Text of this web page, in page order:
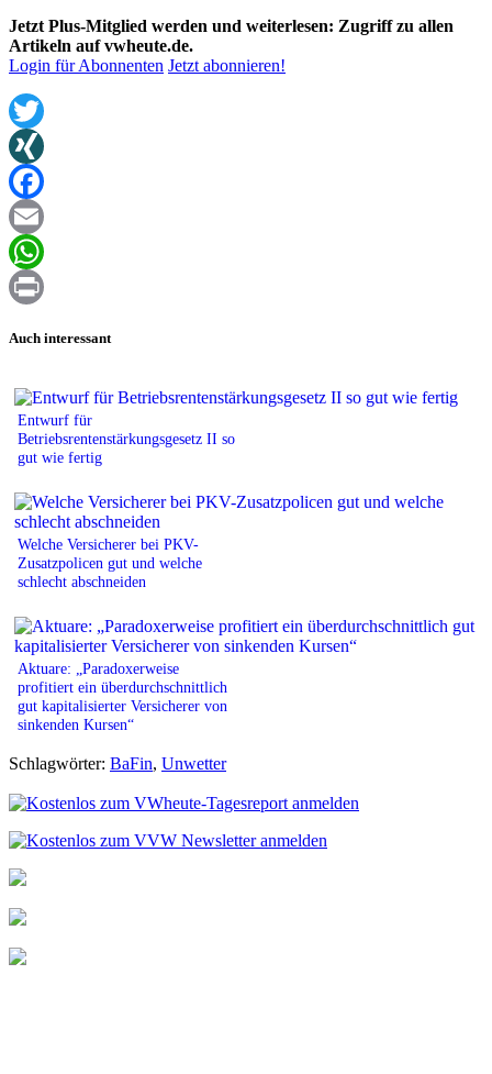
Jetzt Plus-Mitglied werden und weiterlesen: Zugriff zu allen
Artikeln auf vwheute.de.
Login für Abonnenten Jetzt abonnieren!
Twitter
XING
Facebook
Email
WhatsApp
Auch interessant
Entwurf für
Betriebsrentenstärkungsgesetz II so
gut wie fertig
Welche Versicherer bei PKV-
Zusatzpolicen gut und welche
schlecht abschneiden
Aktuare: „Paradoxerweise
profitiert ein überdurchschnittlich
gut kapitalisierter Versicherer von
sinkenden Kursen“
Schlagwörter: BaFin, Unwetter